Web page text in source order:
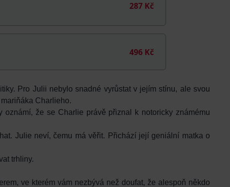
287 Kč
496 Kč
Pro Julii nebylo snadné vyrůstat v jejím stínu, ale svou
Charlieho.
že se Charlie právě přiznal k notoricky známému
Julie neví, čemu má věřit. Přichází její geniální matka o
trhliny.
ve kterém vám nezbývá než doufat, že alespoň někdo